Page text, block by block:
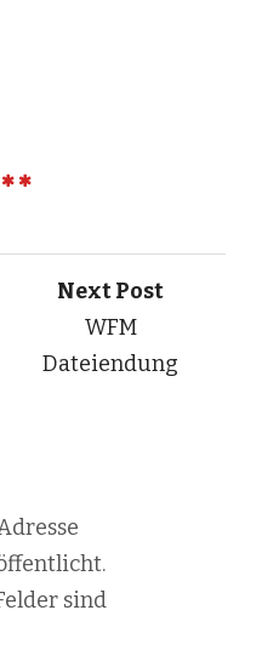
Next Post
WFM
Dateiendung
sind